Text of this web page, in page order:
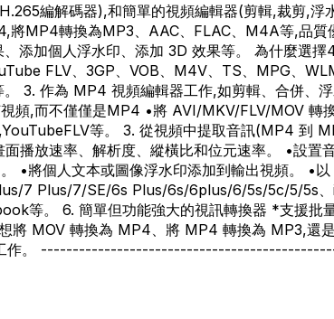
編解碼器),和簡單的視頻編輯器(剪輯,裁剪,浮
MP4轉換為MP3、AAC、FLAC、M4A等,品質
添加個人浮水印、添加 3D 效果等。 為什麼選
FLV、3GP、VOB、M4V、TS、MPG、
作為 MP4 視頻編輯器工作,如剪輯、合併、浮
頻,而不僅僅是MP4 •將 AVI/MKV/FLV/MOV 轉
等。 3. 從視頻中提取音訊(MP4 到
放速率、解析度、縱橫比和位元速率。 •設置
•將個人文本或圖像浮水印添加到輸出視頻。 •
7 Plus/7/SE/6s Plus/6s/6plus/6/5s/5c/5/5s
等。 6. 簡單但功能強大的視訊轉換器 *支援批
將 MOV 轉換為 MP4、將 MP4 轉換為 MP3,還
換前工作。